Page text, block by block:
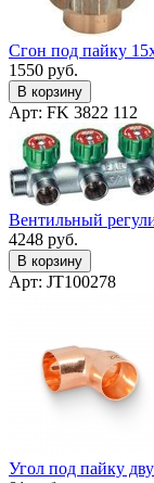
Сгон под пайку
1550 руб.
В корзину
Арт: FK 3822 112
Вентильный
4248 руб.
В корзину
Арт: JT100278
Угол под пайку